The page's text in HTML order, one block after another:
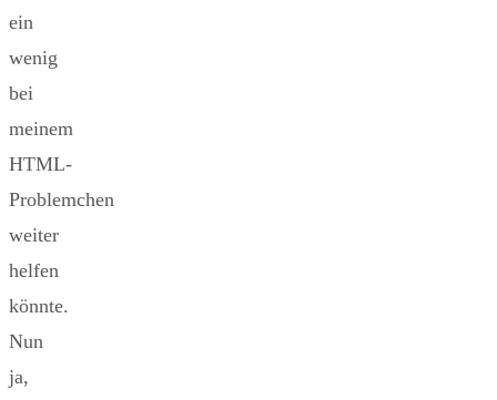
ein
wenig
bei
meinem
HTML-
Problemchen
weiter
helfen
könnte.
Nun
ja,